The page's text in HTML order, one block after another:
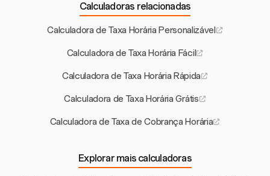
Calculadoras relacionadas
Calculadora de Taxa Horária Personalizável
Calculadora de Taxa Horária Fácil
Calculadora de Taxa Horária Rápida
Calculadora de Taxa Horária Grátis
Calculadora de Taxa de Cobrança Horária
Explorar mais calculadoras